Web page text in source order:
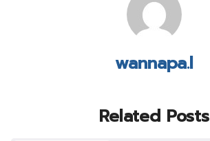
wannapa.l
Related Posts